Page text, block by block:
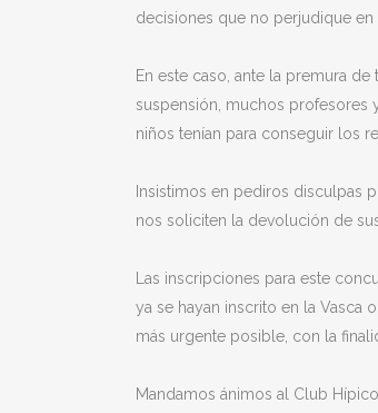
decisiones que no perjudique en
En este caso, ante la premura
suspensión, muchos profesores
niños tenían para conseguir los
Insistimos en pediros disculpas
nos soliciten la devolución de
Las inscripciones para este
ya se hayan inscrito en la Vasca
más urgente posible, con la
Mandamos ánimos al Club